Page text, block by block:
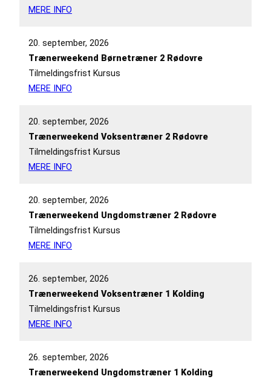
MERE INFO
20. september, 2026
Trænerweekend Børnetræner 2 Rødovre
Tilmeldingsfrist Kursus
MERE INFO
20. september, 2026
Trænerweekend Voksentræner 2 Rødovre
Tilmeldingsfrist Kursus
MERE INFO
20. september, 2026
Trænerweekend Ungdomstræner 2 Rødovre
Tilmeldingsfrist Kursus
MERE INFO
26. september, 2026
Trænerweekend Voksentræner 1 Kolding
Tilmeldingsfrist Kursus
MERE INFO
26. september, 2026
Trænerweekend Ungdomstræner 1 Kolding